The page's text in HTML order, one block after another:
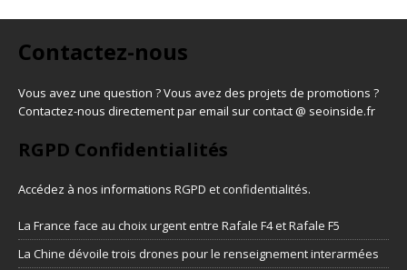
Contactez-nous
Vous avez une question ? Vous avez des projets de promotions ?
Contactez-nous directement par email sur contact @ seoinside.fr
RGPD Confidentialités
Accédez à nos informations RGPD et confidentialités.
La France face au choix urgent entre Rafale F4 et Rafale F5
La Chine dévoile trois drones pour le renseignement interarmées